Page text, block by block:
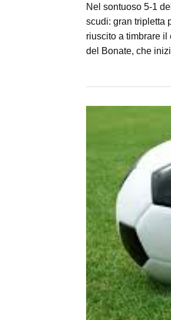
Nel sontuoso 5-1
scudi: gran tripletta
riuscito a timbrare il
del Bonate, che